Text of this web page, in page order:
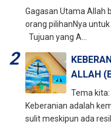
Gagasan Utama Allah
orang pilihanNya
Tujuan yang A...
ALLAH
Tema
Keberanian adalah
sulit meskipun ada